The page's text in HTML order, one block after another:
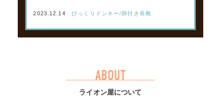
2023.12.14 びっくりドンキー/胴付き長靴
ABOUT
ライオン屋について